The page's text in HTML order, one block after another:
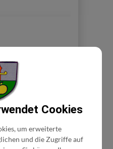
Cookies
um erweiterte
und die Zugriffe auf